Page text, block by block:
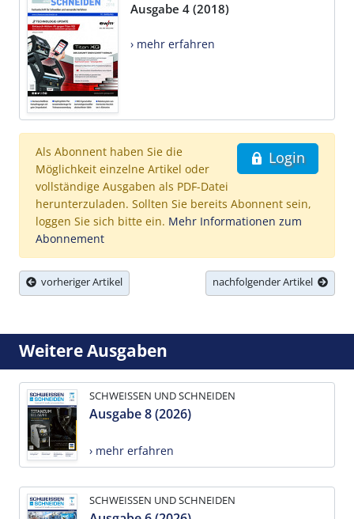
Ausgabe 4 (2018)
› mehr erfahren
Login
Als Abonnent haben Sie die
Möglichkeit einzelne Artikel oder
vollständige Ausgaben als PDF-Datei
herunterzuladen. Sollten Sie bereits Abonnent sein,
loggen Sie sich bitte ein. Mehr Informationen zum
Abonnement
vorheriger Artikel nachfolgender Artikel
Weitere Ausgaben
SCHWEISSEN UND SCHNEIDEN
Ausgabe 8 (2026)
› mehr erfahren
SCHWEISSEN UND SCHNEIDEN